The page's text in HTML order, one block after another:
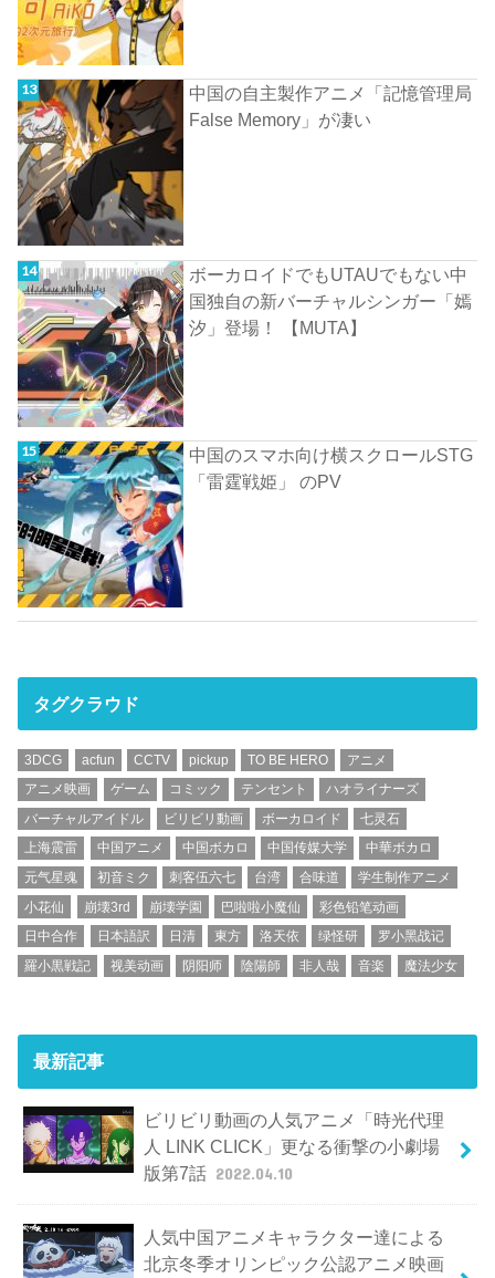
中国の自主製作アニメ「記憶管理局
False Memory」が凄い
ボーカロイドでもUTAUでもない中
国独自の新バーチャルシンガー「嫣
汐」登場！ 【MUTA】
中国のスマホ向け横スクロールSTG
「雷霆戦姫」 のPV
タグクラウド
3DCG acfun CCTV pickup TO BE HERO
アニメ
アニメ映画
ゲーム コミック テンセント
ハオライナーズ
バーチャルアイドル
ビリビリ動画 ボーカロイド
七灵石
上海震雷
中国アニメ 中国ボカロ 中国传媒大学
中華ボカロ
元气星魂
初音ミク 刺客伍六七 台湾 合味道
学生制作アニメ
小花仙
崩壊3rd 崩壊学園 巴啦啦小魔仙
彩色铅笔动画
日中合作
日本語訳 日清 東方 洛天依 绿怪研
罗小黑战记
羅小黒戦記
视美动画 阴阳师 陰陽師 非人哉 音楽 魔法少女
最新記事
ビリビリ動画の人気アニメ「時光代理
人 LINK CLICK」更なる衝撃の小劇場
版第7話 2022.04.10
人気中国アニメキャラクター達による
北京冬季オリンピック公認アニメ映画